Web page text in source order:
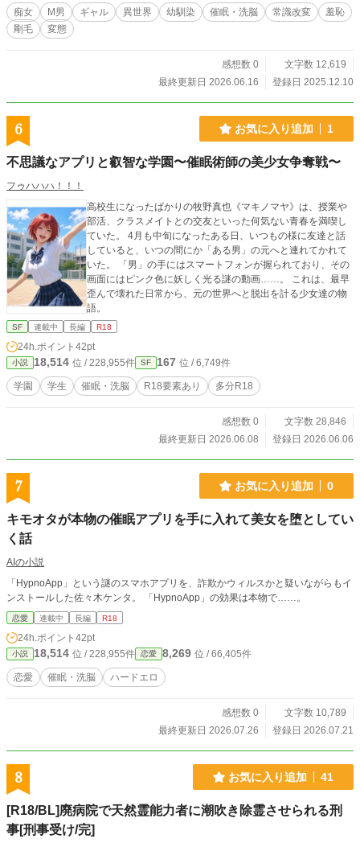
痴女 M男 ギャル 異世界 幼馴染 催眠・洗脳 常識改変
羞恥
剛毛
変態
感想数 0
文字数 12,619
最終更新日 2026.06.16
登録日 2025.12.10
6 お気に入り追加 1
不思議なアプリと叡智な学園〜催眠術師の美少女争奪戦〜
フゥハハハ！！！
高校生になったばかりの牧野真也《マキノマヤ》は、授業や
部活、クラスメイトとの交友といった何気ない青春を満喫し
ていた。 4月も中旬になったある日、いつもの様に友達と話
していると、いつの間にか「ある男」の元へと連れてかれて
いた。 「男」の手にはスマートフォンが握られており、その
画面にはピンク色に妖しく光る謎の動画……。 これは、最早
歪んで壊れた日常から、元の世界へと脱出を計る少女達の物
語。
SF 連載中 長編 R18
24h.ポイント 42pt
小説 18,514 位 / 228,955件 SF 167 位 / 6,749件
学園 学生 催眠・洗脳 R18要素あり 多分R18
感想数 0
文字数 28,846
最終更新日 2026.06.08
登録日 2026.06.06
7 お気に入り追加 0
キモオタが本物の催眠アプリを手に入れて美女を堕としてい
く話
AIの小説
「HypnoApp」という謎のスマホアプリを、詐欺かウィルスかと疑いながらもイ
ンストールした佐々木ケンタ。 「HypnoApp」の効果は本物で……。
恋愛 連載中 長編 R18
24h.ポイント 42pt
小説 18,514 位 / 228,955件 恋愛 8,269 位 / 66,405件
恋愛 催眠・洗脳 ハードエロ
感想数 0
文字数 10,789
最終更新日 2026.07.26
登録日 2026.07.21
8 お気に入り追加 41
[R18/BL]廃病院で天然霊能力者に潮吹き除霊させられる刑
事[刑事受け/完]